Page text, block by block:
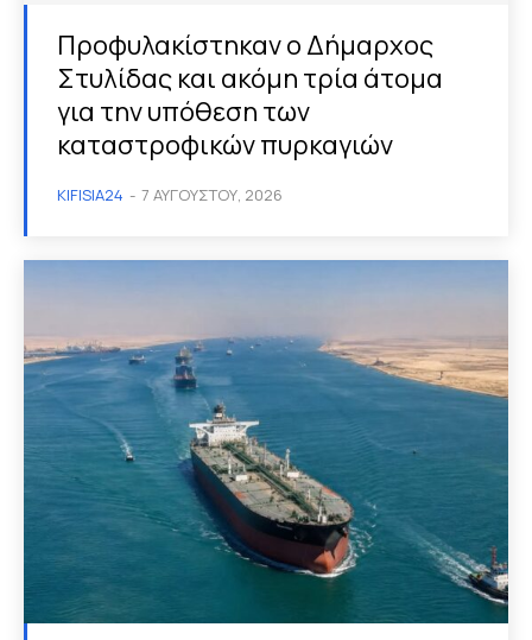
Προφυλακίστηκαν ο Δήμαρχος
Στυλίδας και ακόμη τρία άτομα
για την υπόθεση των
καταστροφικών πυρκαγιών
KIFISIA24 - 7 ΑΥΓΟΎΣΤΟΥ, 2026